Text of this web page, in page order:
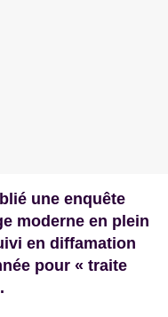
une enquête
moderne en plein
en diffamation
pour « traite